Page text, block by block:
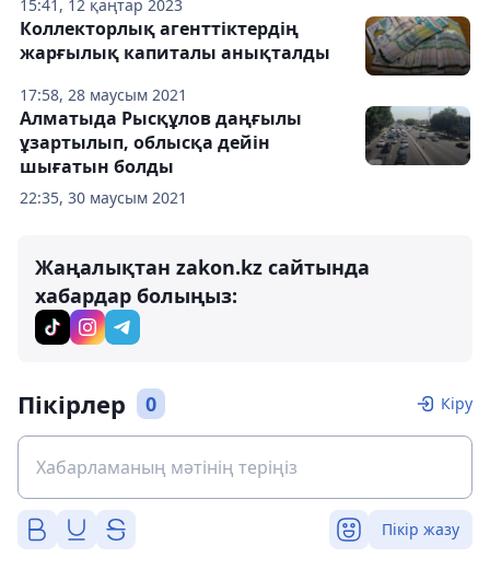
15:41, 12 қаңтар 2023
17:58, 28 маусым 2021
Коллекторлық агенттіктердің
жарғылық капиталы анықталды
22:35, 30 маусым 2021
Алматыда Рысқұлов даңғылы
ұзартылып, облысқа дейін
шығатын болды
Жаңалықтан zakon.kz сайтында
хабардар болыңыз:
Пікірлер 0 Кіру
Пікір жазу